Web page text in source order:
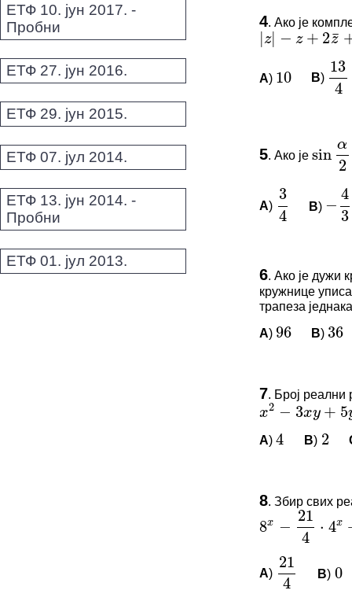
ЕТФ 10. јун 2017. -
Пробни
ЕТФ 27. јун 2016.
ЕТФ 29. јун 2015.
ЕТФ 07. јул 2014.
ЕТФ 13. јун 2014. -
Пробни
ЕТФ 01. јул 2013.
Овај
*Морате
4. Ако је
z| z+ 2z ¯+ 12i−2
A)
10
10 B)
13
134
ПИТАЊА
Овај
*Морате бити
5. Ако јеsinα 2=
A)
3
34 B)
−
4
−4 3
Овај задатак
6. Ако је дужи
кружнице
трапеза
A)
96
96 B)
36
36
Овај задатак
*Морате бити
7. Број
x2−3x y+5y2=1,x
A)
4
4 B)
2
2
Овај
8. Збир свих
8x −21 4⋅4x + 214 ⋅
A)
21
4
214 B) 0
−−